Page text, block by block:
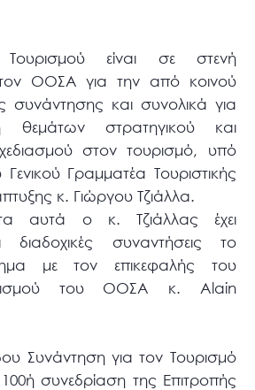
είναι σε στενή
ΟΟΣΑ για την από κοινού
συνάντησης και συνολικά για
στρατηγικού και
στον τουρισμό, υπό
Γραμματέα Τουριστικής
κ. Γιώργου Τζιάλλα.
αυτά ο κ. Τζιάλλας έχει
διαδοχικές συναντήσεις το
με τον επικεφαλής του
του ΟΟΣΑ κ. Alain
Συνάντηση για τον Τουρισμό
συνεδρίαση της Επιτροπής